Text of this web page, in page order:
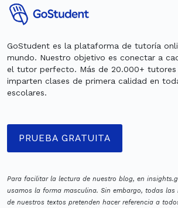
GoStudent es la plataforma de tutoría
mundo. Nuestro objetivo es conectar a
el tutor perfecto. Más de 20.000+ tutores
imparten clases de primera calidad en
escolares.
PRUEBA GRATUITA
Para facilitar la lectura de nuestro blog, en
usamos la forma masculina. Sin embargo, todas las
de nuestros textos pretenden hacer referencia a